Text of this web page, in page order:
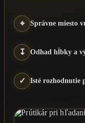
⌖ Správne miesto
↧ Odhad hĺbky a
✓ Isté rozhodnutie